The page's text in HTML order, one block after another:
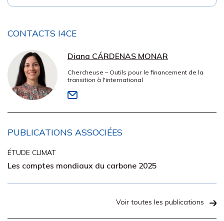
CONTACTS I4CE
Diana CÁRDENAS MONAR
Chercheuse – Outils pour le financement de la
transition à l'international
PUBLICATIONS ASSOCIÉES
ÉTUDE CLIMAT
Les comptes mondiaux du carbone 2025
Voir toutes les publications